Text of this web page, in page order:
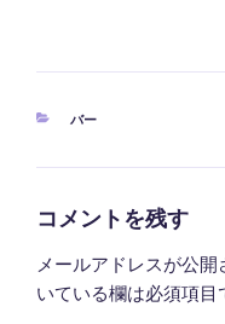
カ
バー
コメントを残す
メールアドレスが公開
いている欄は必須項目